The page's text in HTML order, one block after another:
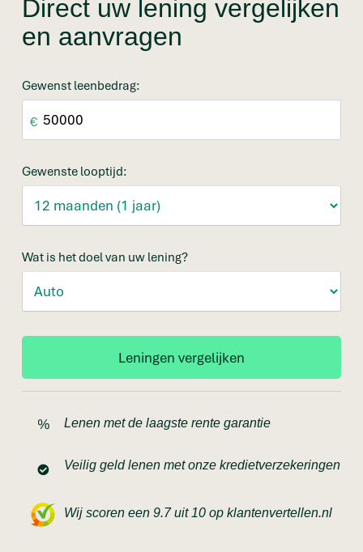
Direct uw lening vergelijken
en aanvragen
Gewenst leenbedrag:
€
Gewenste looptijd:
Wat is het doel van uw lening?
Lenen met de laagste rente garantie
Veilig geld lenen met onze kredietverzekeringen
Wij scoren een 9.7 uit 10 op klantenvertellen.nl